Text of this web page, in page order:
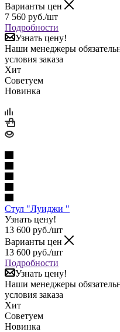
Варианты цен
7 560 руб./шт
Подробности
Узнать цену!
Наши менеджеры
условия заказа
Хит
Советуем
Новинка
Стул "Луиджи "
Узнать цену!
13 600 руб./шт
Варианты цен
13 600 руб./шт
Подробности
Узнать цену!
Наши менеджеры
условия заказа
Хит
Советуем
Новинка